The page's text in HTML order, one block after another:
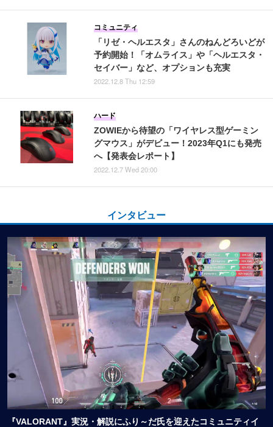
「リゼ・ヘルエスタ」さんのねんどろいどが
予約開始！「オムライス」や「ヘルエスタ・
セイバー」など、オプションも充実
コミュニティ
2022.12.8 Thu 12:59
ZOWIEから待望の「ワイヤレス型ゲーミン
グマウス」がデビュー！2023年Q1にも発売
へ【発表会レポート】
ハード
2022.12.7 Wed 20:00
インタビュー
『VALORANT』実況・解説にふり～だ氏を迎えたコミュニティイ